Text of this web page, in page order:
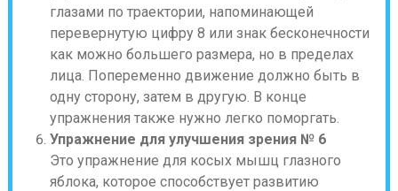
глазами по траектории, напоминающей
перевернутую цифру 8 или знак бесконечности
как можно большего размера, но в пределах
лица. Попеременно движение должно быть в
одну сторону, затем в другую. В конце
упражнения также нужно легко поморгать.
Упражнение для улучшения зрения № 6
Это упражнение для косых мышц глазного
яблока, которое способствует развитию